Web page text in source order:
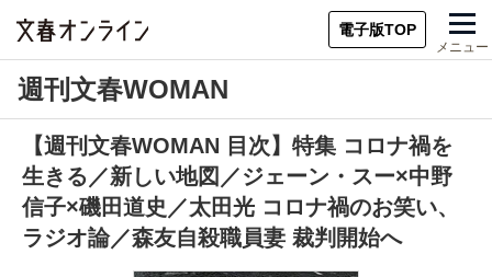
電子版TOP
メニュー
週刊文春WOMAN
【週刊文春WOMAN 目次】特集 コロナ禍を
生きる／新しい地図／ジェーン・スー×中野
信子×磯田道史／太田光 コロナ禍のお笑い、
ラジオ論／森友自殺職員妻 裁判開始へ